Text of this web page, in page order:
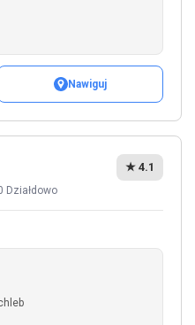
Nawiguj
Działdowo
★ 4.1